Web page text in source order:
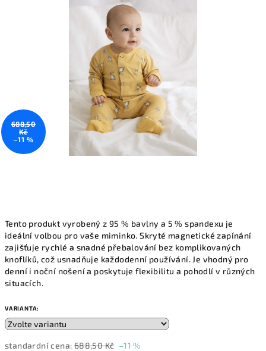
Tento produkt vyrobený z 95 % bavlny a 5 % spandexu je
ideální volbou pro vaše miminko. Skryté magnetické zapínání
zajišťuje rychlé a snadné přebalování bez komplikovaných
knoflíků, což usnadňuje každodenní používání. Je vhodný pro
denní i noční nošení a poskytuje flexibilitu a pohodlí v různých
situacích.
VARIANTA:
standardní cena: 688,50 Kč –11 %
688,50
Kč
–11 %